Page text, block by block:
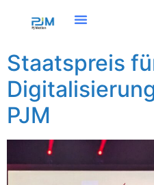
Staatspreis
PJM